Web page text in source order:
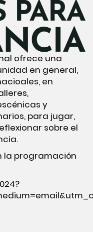
ofrece una
en general,
en
y
para jugar,
sobre el
la programación